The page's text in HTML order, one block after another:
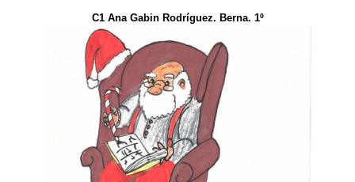
C1 Ana Gabin Rodríguez. Berna. 1º